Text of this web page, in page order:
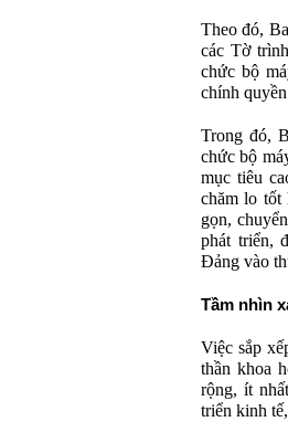
Theo đó,
các Tờ
chức bộ
chính
Trong đó,
chức bộ
mục tiêu
chăm lo tốt
gọn,
phát triển,
Đảng vào
Tầm nhìn
Việc sắp
thần khoa
rộng, ít
triển kinh